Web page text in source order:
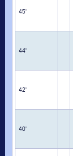
45'
44'
42'
40'